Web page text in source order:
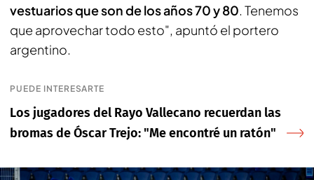
vestuarios que son de los años 70 y 80. Tenemos
que aprovechar todo esto", apuntó el portero
argentino.
PUEDE INTERESARTE
Los jugadores del Rayo Vallecano recuerdan las
bromas de Óscar Trejo: "Me encontré un ratón"